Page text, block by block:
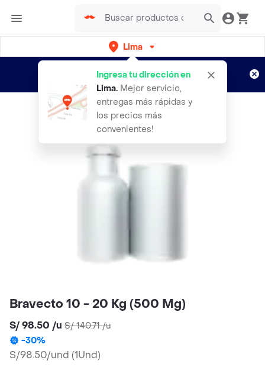
Lima
Ingresa tu dirección en
Lima. Mejor servicio,
entregas más rápidas y
los precios más
convenientes!
envíos gratis por semanas
Aplican TyC
Bravecto 10 - 20 Kg (500 Mg)
S/ 98.50 /u S/ 140.71/u
-30%
S/98.50/und (1Und)